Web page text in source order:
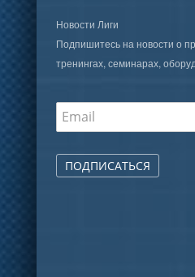
Новости Лиги
Подпишитесь на новости о
тренингах, семинарах,
ПОДПИСАТЬСЯ